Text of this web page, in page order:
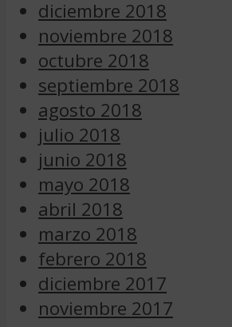
diciembre 2018
noviembre 2018
octubre 2018
septiembre 2018
agosto 2018
julio 2018
junio 2018
mayo 2018
abril 2018
marzo 2018
febrero 2018
diciembre 2017
noviembre 2017